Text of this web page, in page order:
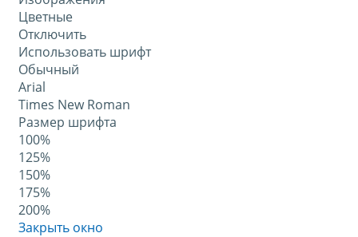
Цветные
Отключить
Использовать шрифт
Обычный
Arial
Times New Roman
Размер шрифта
100%
125%
150%
175%
200%
Закрыть окно